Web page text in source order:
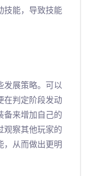
技能，导致技能
发展策略。可以
在判定阶段发动
备来增加自己的
观察其他玩家的
，从而做出更明